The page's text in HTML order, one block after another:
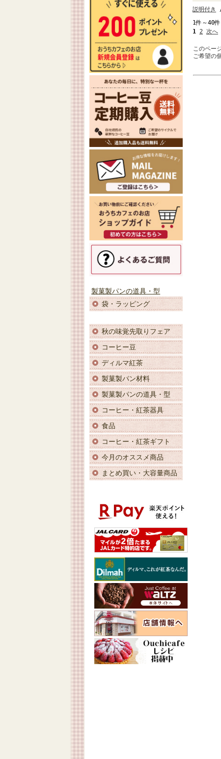
製菓製パンの道具・型
袋・ラッピング
秋の味覚先取りフェア
コーヒー豆
ディルマ紅茶
製菓製パン材料
製菓製パンの道具・型
コーヒー・紅茶器具
食品
コーヒー・紅茶ギフト
今月のオススメ商品
まとめ買い・大容量商品
説明付き
1件～40
1 2 次へ
このペー
ご希望の